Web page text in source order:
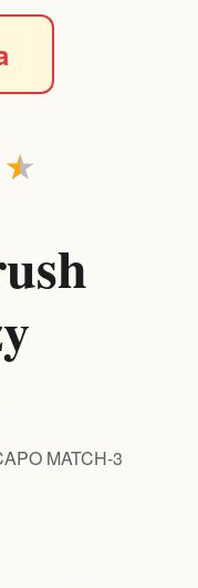
★
MATCH-3